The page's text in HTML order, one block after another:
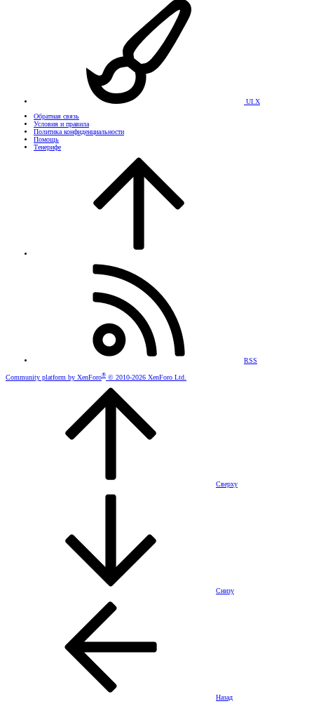
UI.X
Обратная связь
Условия и правила
Политика конфиденциальности
Помощь
Тенерифе
RSS
Community platform by XenForo® © 2010-2026 XenForo Ltd.
Сверху
Снизу
Назад